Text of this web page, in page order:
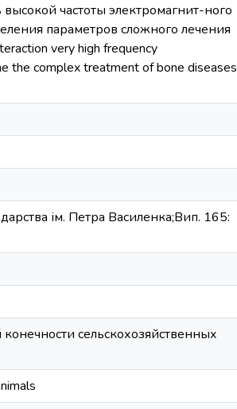
частоты электромагнит-ного
параметров сложного лечения
very high frequency
the complex treatment of bone diseases
ім. Петра Василенка;Вип. 165:
сельскохозяйственных